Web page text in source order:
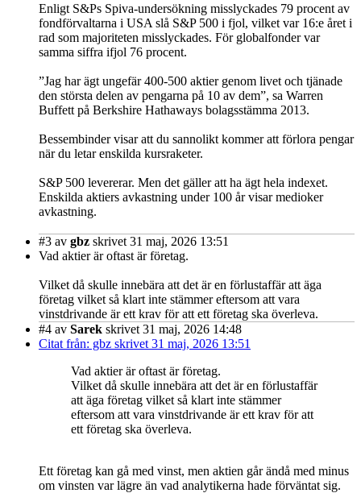
Enligt S&Ps Spiva-undersökning misslyckades 79 procent av
fondförvaltarna i USA slå S&P 500 i fjol, vilket var 16:e året i
rad som majoriteten misslyckades. För globalfonder var
samma siffra ifjol 76 procent.
”Jag har ägt ungefär 400-500 aktier genom livet och tjänade
den största delen av pengarna på 10 av dem”, sa Warren
Buffett på Berkshire Hathaways bolagsstämma 2013.
Bessembinder visar att du sannolikt kommer att förlora pengar
när du letar enskilda kursraketer.
S&P 500 levererar. Men det gäller att ha ägt hela indexet.
Enskilda aktiers avkastning under 100 år visar medioker
avkastning.
#3 av gbz skrivet 31 maj, 2026 13:51
Vad aktier är oftast är företag.
Vilket då skulle innebära att det är en förlustaffär att äga
företag vilket så klart inte stämmer eftersom att vara
vinstdrivande är ett krav för att ett företag ska överleva.
#4 av Sarek skrivet 31 maj, 2026 14:48
Citat från: gbz skrivet 31 maj, 2026 13:51
Vad aktier är oftast är företag.
Vilket då skulle innebära att det är en förlustaffär
att äga företag vilket så klart inte stämmer
eftersom att vara vinstdrivande är ett krav för att
ett företag ska överleva.
Ett företag kan gå med vinst, men aktien går ändå med minus
om vinsten var lägre än vad analytikerna hade förväntat sig.